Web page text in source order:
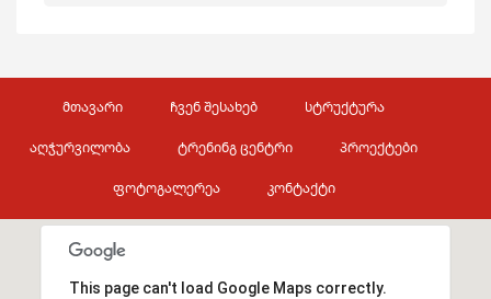
მთავარი ჩვენ შესახებ სტრუქტურა
აღჭურვილობა ტრენინგ ცენტრი პროექტები
ფოტოგალერეა კონტაქტი
This page can't load Google Maps correctly.